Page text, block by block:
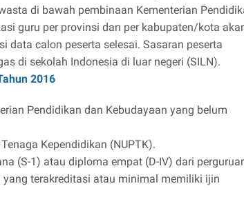
di bawah pembinaan Kementerian
guru per provinsi dan per kabupaten/kota
data calon peserta selesai. Sasaran peserta
di sekolah Indonesia di luar negeri (SILN).
2016
Pendidikan dan Kebudayaan yang belum
Kependidikan (NUPTK).
(S-1) atau diploma empat (D-IV) dari
terakreditasi atau minimal memiliki ijin